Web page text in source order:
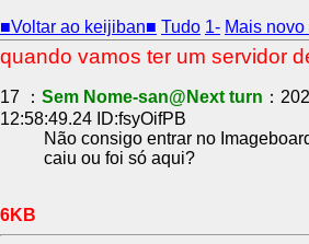
■Voltar ao keijiban■ Tudo 1- Mais novo
quando vamos ter um servidor
17 ： Sem Nome-san@Next turn ：
12:58:49.24 ID:fsyOifPB
Não consigo entrar no
caiu ou foi só aqui?
6KB